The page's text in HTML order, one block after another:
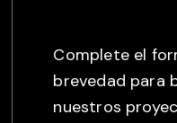
Complete el
brevedad para
nuestros